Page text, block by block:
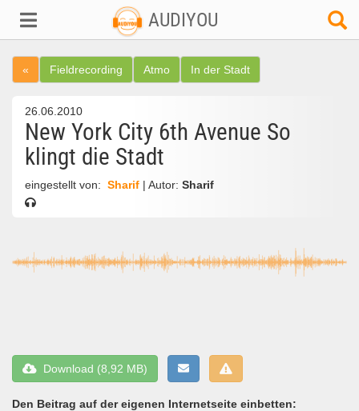
AUDIYOU
« Fieldrecording Atmo In der Stadt
26.06.2010
New York City 6th Avenue So
klingt die Stadt
eingestellt von: Sharif | Autor: Sharif
Download (8,92 MB)
Den Beitrag auf der eigenen Internetseite einbetten: